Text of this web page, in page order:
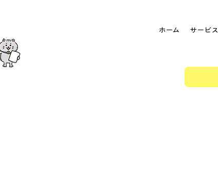
ホーム サービス